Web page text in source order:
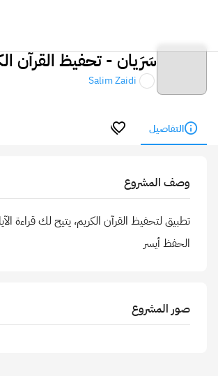
سَرَيان - تحفيظ القرآن
Salim Zaidi
التفاصيل
وصف المشروع
تطبيق لتحفيظ القرآن الكريم، يتيح لك قراءة
الحفظ أيسر
صور المشروع